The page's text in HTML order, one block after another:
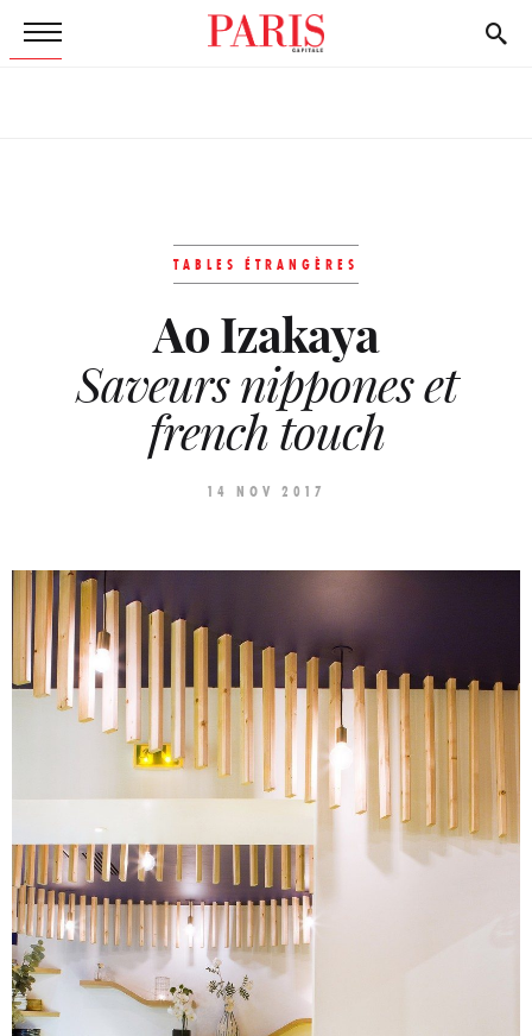
TABLES ÉTRANGÈRES
Ao Izakaya
Saveurs nippones et
french touch
14 NOV 2017